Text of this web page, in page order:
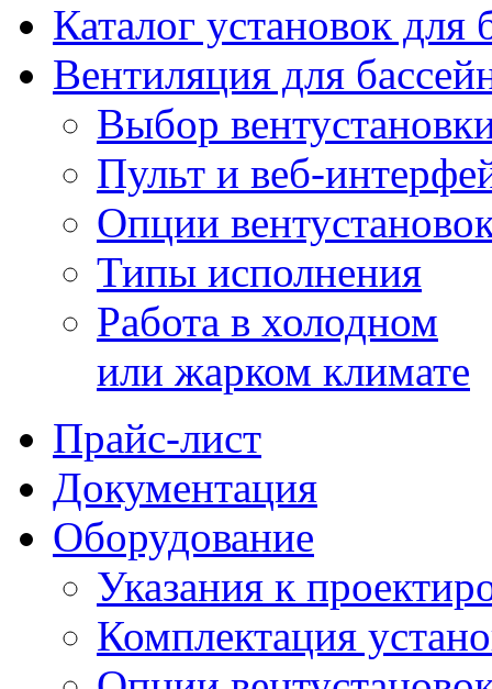
Каталог установок для
Вентиляция для
Выбор
Пульт и веб-
Опции
Типы исполнения
Работа в холодном
или жарком климате
Прайс-лист
Документация
Оборудование
Указания к
Комплектация